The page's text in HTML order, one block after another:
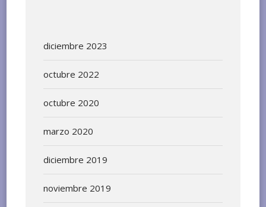
diciembre 2023
octubre 2022
octubre 2020
marzo 2020
diciembre 2019
noviembre 2019